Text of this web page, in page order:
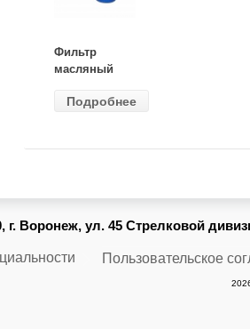
Фильтр
масляный
(MANN) W
Подробнее
г. Воронеж, ул. 45 Стрелковой
Пользовательское